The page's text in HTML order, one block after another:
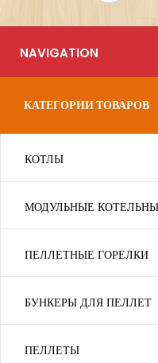
NAVIGATION
КАТЕГОРИИ ТОВАРОВ
КОТЛЫ
МОДУЛЬНЫЕ
ПЕЛЛЕТНЫЕ ГОРЕЛКИ
БУНКЕРЫ ДЛЯ ПЕЛЛЕТ
ПЕЛЛЕТЫ